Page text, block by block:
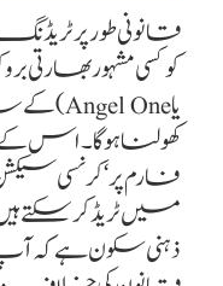
قانونی طور پر
کھولنا ہوگا۔
میں ٹریڈ کر سکتے
ذہنی سکون ہے کہ